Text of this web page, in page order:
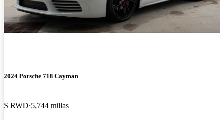
2024 Porsche 718 Cayman
S RWD 5,744 millas